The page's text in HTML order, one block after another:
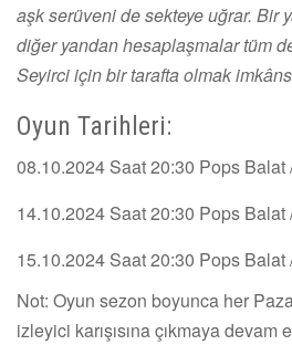
aşk serüveni de sekteye uğrar. Bir
diğer yandan hesaplaşmalar tüm
Seyirci için bir tarafta olmak
Oyun Tarihleri:
08.10.2024 Saat 20:30 Pops Balat
14.10.2024 Saat 20:30 Pops Balat
15.10.2024 Saat 20:30 Pops Balat
Not: Oyun sezon boyunca her
izleyici karışısına çıkmaya